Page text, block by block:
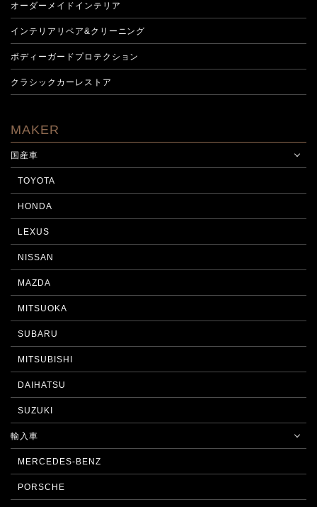
オーダーメイドインテリア
インテリアリペア&クリーニング
ボディーガードプロテクション
クラシックカーレストア
MAKER
国産車
TOYOTA
HONDA
LEXUS
NISSAN
MAZDA
MITSUOKA
SUBARU
MITSUBISHI
DAIHATSU
SUZUKI
輸入車
MERCEDES-BENZ
PORSCHE